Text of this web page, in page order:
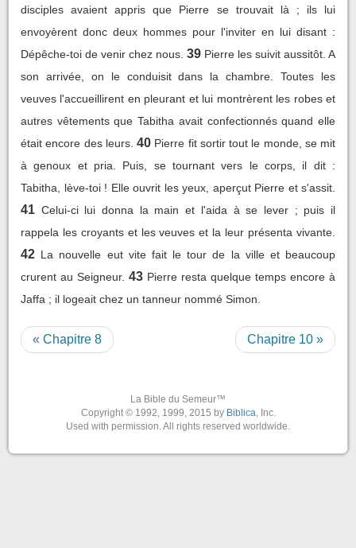
disciples avaient appris que Pierre se trouvait là ; ils lui
envoyèrent donc deux hommes pour l'inviter en lui disant :
Dépêche-toi de venir chez nous. 39 Pierre les suivit aussitôt. A
son arrivée, on le conduisit dans la chambre. Toutes les
veuves l'accueillirent en pleurant et lui montrèrent les robes et
autres vêtements que Tabitha avait confectionnés quand elle
était encore des leurs. 40 Pierre fit sortir tout le monde, se mit
à genoux et pria. Puis, se tournant vers le corps, il dit :
Tabitha, lève-toi ! Elle ouvrit les yeux, aperçut Pierre et s'assit.
41 Celui-ci lui donna la main et l'aida à se lever ; puis il
rappela les croyants et les veuves et la leur présenta vivante.
42 La nouvelle eut vite fait le tour de la ville et beaucoup
crurent au Seigneur. 43 Pierre resta quelque temps encore à
Jaffa ; il logeait chez un tanneur nommé Simon.
« Chapitre 8 Chapitre 10 »
La Bible du Semeur™
Copyright © 1992, 1999, 2015 by Biblica, Inc.
Used with permission. All rights reserved worldwide.